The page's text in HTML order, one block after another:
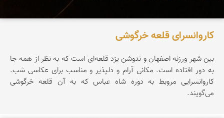
کاروانسرای قلعه خرگوشی
بین شهر ورزنه اصفهان و ندوشن یزد قلعه‌ای است که به نظر از همه جا
به دور افتاده است. مکانی آرام و دلپذیر و مناسب برای عکاسی شب.
کاروانسرایی مروبط به دوره شاه عباس که به آن قلعه خرگوشی
می‌گویند.